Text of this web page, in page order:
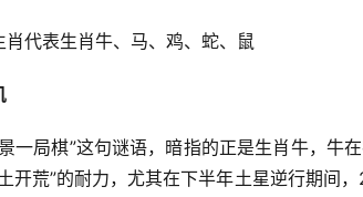
代表生肖牛、马、鸡、蛇、鼠
一局棋”这句谜语，暗指的正是生肖牛，牛
开荒”的耐力，尤其在下半年土星逆行期间